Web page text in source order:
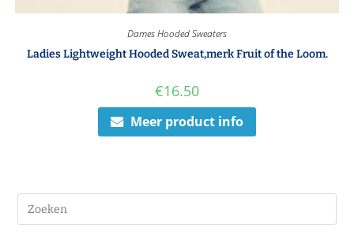
Dames Hooded Sweaters
Ladies Lightweight Hooded Sweat,merk Fruit of the Loom.
€16.50
Meer product info